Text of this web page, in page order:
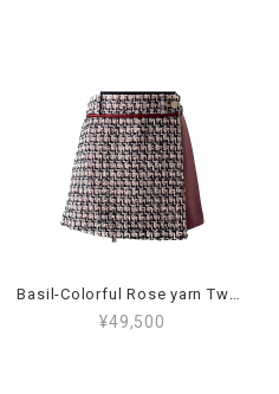
Basil-Colorful Rose yarn Tweed
¥49,500